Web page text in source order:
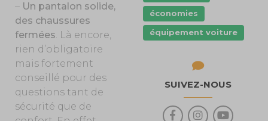
– Un pantalon solide,
des chaussures
fermées. Là encore,
rien d’obligatoire
mais fortement
conseillé pour des
questions tant de
sécurité que de
économies
équipement voiture
SUIVEZ-NOUS